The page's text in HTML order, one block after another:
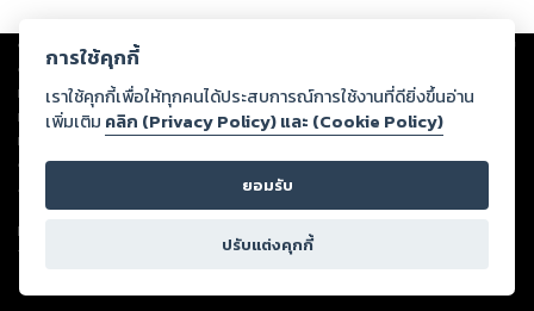
Copyright © 2026
ต่อผลงานหรือเนื้อหาใดที่อัปโหลดผ่านเว็บไซต์และปรากฏว่าละเมิดสิทธิใน
ทรัพย์สินทางปัญญาของบุคคลอื่นหรือขัดต่อกฎหมายและศีลธรรม ดังนั้น ผู้อ่าน
ทุกท่านโปรดใช้วิจารณญาณในการกลั่นกรองด้วยตนเอง และหากท่านพบว่าส่วน
หนึ่งส่วนใดขัดต่อกฎหมายและศีลธรรม กรุณาแจ้งมายังบริษัท เพื่อทีมงานจะได้
ดำเนินการในทันที ทั้งนี้ ทางสตอรี่ล็อกขอสงวนลิขสิทธิ์ตามพระราชบัญญัติ
ลิขสิทธิ์ พ.ศ. 2537 (ฉบับล่าสุด)
For support: member@ookbee.com
Version
การใช้คุกกี้
เราใช้คุกกี้เพื่อให้ทุกคนได้ประสบการณ์การใช้งานที่ดียิ่งขึ้นอ่าน
เพิ่มเติม คลิก (Privacy Policy) และ (Cookie Policy)
ยอมรับ
ปรับแต่งคุกกี้